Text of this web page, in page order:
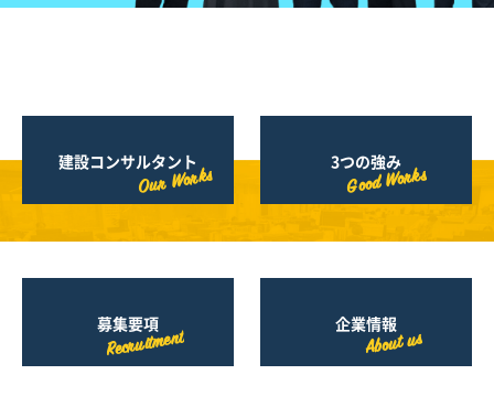
建設コンサルタント
Our Works
3つの強み
Good Works
募集要項
Recruitment
企業情報
About us